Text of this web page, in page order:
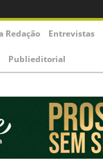
Redação Entrevistas
Publieditorial